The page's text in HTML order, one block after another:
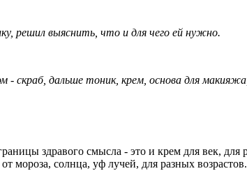
решил выяснить, что и для чего ей нужно.
скраб, дальше тоник, крем, основа для
здравого смысла - это и крем для век,
мороза, солнца, уф лучей, для разных